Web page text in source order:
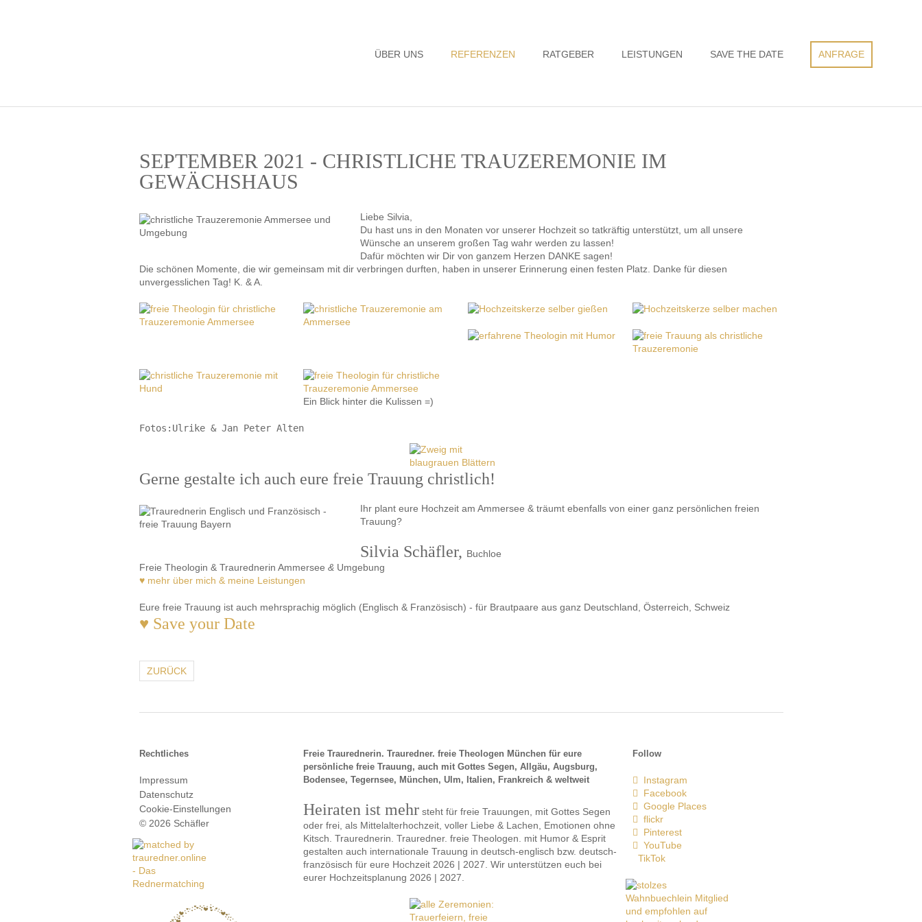
ANFRAGE
Navigation
ÜBER UNS REFERENZEN RATGEBER LEISTUNGEN SAVE THE DATE
SEPTEMBER 2021 - CHRISTLICHE TRAUZEREMONIE IM
GEWÄCHSHAUS
Liebe Silvia,
Du hast uns in den Monaten vor unserer Hochzeit so tatkräftig unterstützt, um all unsere
Wünsche an unserem großen Tag wahr werden zu lassen!
Dafür möchten wir Dir von ganzem Herzen DANKE sagen!
Die schönen Momente, die wir gemeinsam mit dir verbringen durften, haben in unserer Erinnerung einen festen Platz. Danke für diesen
unvergesslichen Tag! K. & A.
Ein Blick hinter die Kulissen =)
Fotos:Ulrike & Jan Peter Alten
Gerne gestalte ich auch eure freie Trauung christlich!
Ihr plant eure Hochzeit am Ammersee & träumt ebenfalls von einer ganz persönlichen freien
Trauung?
Silvia Schäfler, Buchloe
Freie Theologin & Traurednerin Ammersee & Umgebung
♥ mehr über mich & meine Leistungen
Eure freie Trauung ist auch mehrsprachig möglich (Englisch & Französisch) - für Brautpaare aus ganz Deutschland, Österreich, Schweiz
♥ Save your Date
ZURÜCK
Rechtliches
Impressum
Datenschutz
Cookie-Einstellungen
© 2026 Schäfler
Freie Traurednerin. Trauredner. freie Theologen München für eure
persönliche freie Trauung, auch mit Gottes Segen, Allgäu, Augsburg,
Bodensee, Tegernsee, München, Ulm, Italien, Frankreich & weltweit
Heiraten ist mehr steht für freie Trauungen, mit Gottes Segen
oder frei, als Mittelalterhochzeit, voller Liebe & Lachen, Emotionen ohne
Kitsch. Traurednerin. Trauredner. freie Theologen. mit Humor & Esprit
gestalten auch internationale Trauung in deutsch-englisch bzw. deutsch-
französisch für eure Hochzeit 2026 | 2027. Wir unterstützen euch bei
eurer Hochzeitsplanung 2026 | 2027.
Follow
Instagram
Facebook
Google Places
flickr
Pinterest
YouTube
TikTok